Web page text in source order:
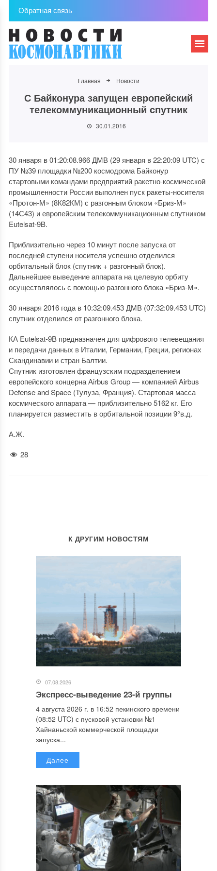
Обратная связь
Главная Новости
С Байконура запущен европейский
телекоммуникационный спутник
30.01.2016
30 января в 01:20:08.966 ДМВ (29 января в 22:20:09 UTC) с
ПУ №39 площадки №200 космодрома Байконур
стартовыми командами предприятий ракетно-космической
промышленности России выполнен пуск ракеты-носителя
«Протон-М» (8К82КМ) с разгонным блоком «Бриз-М»
(14С43) и европейским телекоммуникационным спутником
Eutelsat-9B.
Приблизительно через 10 минут после запуска от
последней ступени носителя успешно отделился
орбитальный блок (спутник + разгонный блок).
Дальнейшее выведение аппарата на целевую орбиту
осуществлялось с помощью разгонного блока «Бриз-М».
30 января 2016 года в 10:32:09.453 ДМВ (07:32:09.453 UTC)
спутник отделился от разгонного блока.
КА Eutelsat-9B предназначен для цифрового телевещания
и передачи данных в Италии, Германии, Греции, регионах
Скандинавии и стран Балтии.
Спутник изготовлен французским подразделением
европейского концерна Аirbus Group — компанией Airbus
Defense and Space (Тулуза, Франция). Стартовая масса
космического аппарата — приблизительно 5162 кг. Его
планируется разместить в орбитальной позиции 9°в.д.
А.Ж.
28
К ДРУГИМ НОВОСТЯМ
07.08.2026
Экспресс-выведение 23-й группы
4 августа 2026 г. в 16:52 пекинского времени
(08:52 UTC) с пусковой установки №1
Хайнаньской коммерческой площадки
запуска...
Далее